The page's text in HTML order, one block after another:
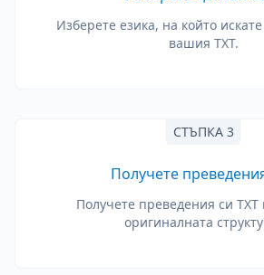
Изберете езика, на който
вашия TXT.
СТЪПКА 3
Получете
Получете преведения си
оригиналната